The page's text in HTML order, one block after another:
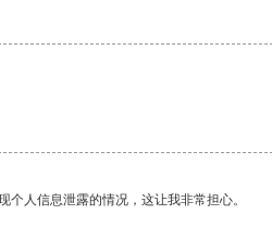
人信息泄露的情况，这让我非常担心。